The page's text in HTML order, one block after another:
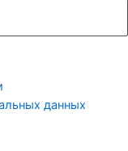
данных